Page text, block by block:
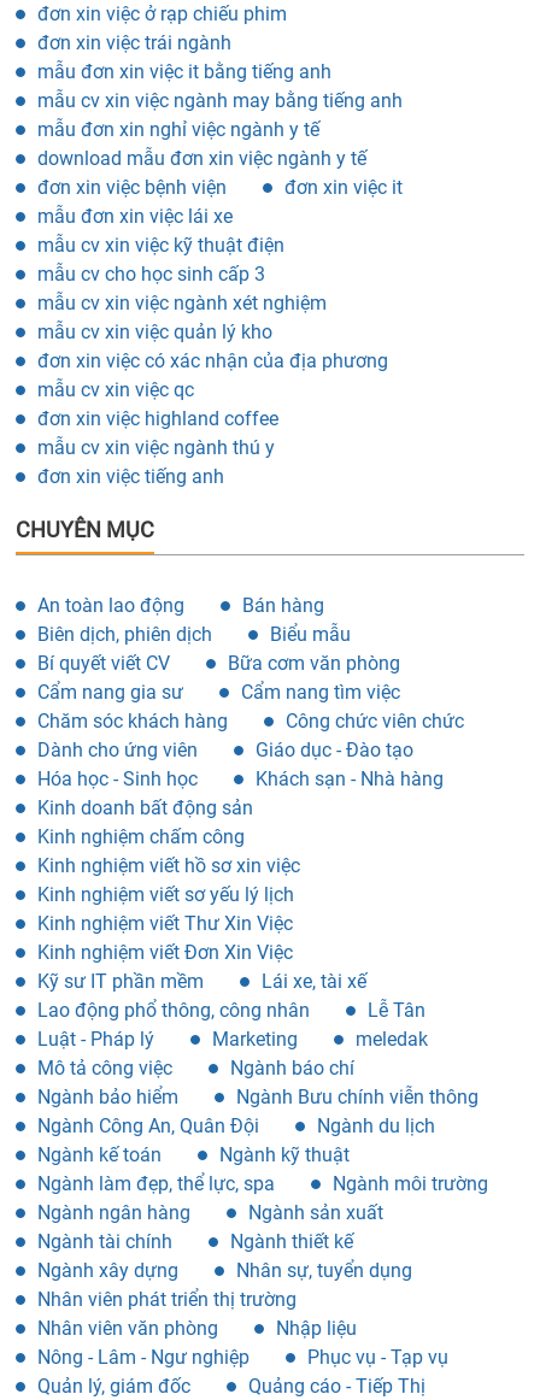
đơn xin việc ở rạp chiếu phim
đơn xin việc trái ngành
mẫu đơn xin việc it bằng tiếng anh
mẫu cv xin việc ngành may bằng tiếng anh
mẫu đơn xin nghỉ việc ngành y tế
download mẫu đơn xin việc ngành y tế
đơn xin việc bệnh viện
đơn xin việc it
mẫu đơn xin việc lái xe
mẫu cv xin việc kỹ thuật điện
mẫu cv cho học sinh cấp 3
mẫu cv xin việc ngành xét nghiệm
mẫu cv xin việc quản lý kho
đơn xin việc có xác nhận của địa phương
mẫu cv xin việc qc
đơn xin việc highland coffee
mẫu cv xin việc ngành thú y
đơn xin việc tiếng anh
CHUYÊN MỤC
An toàn lao động
Bán hàng
Biên dịch, phiên dịch
Biểu mẫu
Bí quyết viết CV
Bữa cơm văn phòng
Cẩm nang gia sư
Cẩm nang tìm việc
Chăm sóc khách hàng
Công chức viên chức
Dành cho ứng viên
Giáo dục - Đào tạo
Hóa học - Sinh học
Khách sạn - Nhà hàng
Kinh doanh bất động sản
Kinh nghiệm chấm công
Kinh nghiệm viết hồ sơ xin việc
Kinh nghiệm viết sơ yếu lý lịch
Kinh nghiệm viết Thư Xin Việc
Kinh nghiệm viết Đơn Xin Việc
Kỹ sư IT phần mềm
Lái xe, tài xế
Lao động phổ thông, công nhân
Lễ Tân
Luật - Pháp lý
Marketing
meledak
Mô tả công việc
Ngành báo chí
Ngành bảo hiểm
Ngành Bưu chính viễn thông
Ngành Công An, Quân Đội
Ngành du lịch
Ngành kế toán
Ngành kỹ thuật
Ngành làm đẹp, thể lực, spa
Ngành môi trường
Ngành ngân hàng
Ngành sản xuất
Ngành tài chính
Ngành thiết kế
Ngành xây dựng
Nhân sự, tuyển dụng
Nhân viên phát triển thị trường
Nhân viên văn phòng
Nhập liệu
Nông - Lâm - Ngư nghiệp
Phục vụ - Tạp vụ
Quản lý, giám đốc
Quảng cáo - Tiếp Thị